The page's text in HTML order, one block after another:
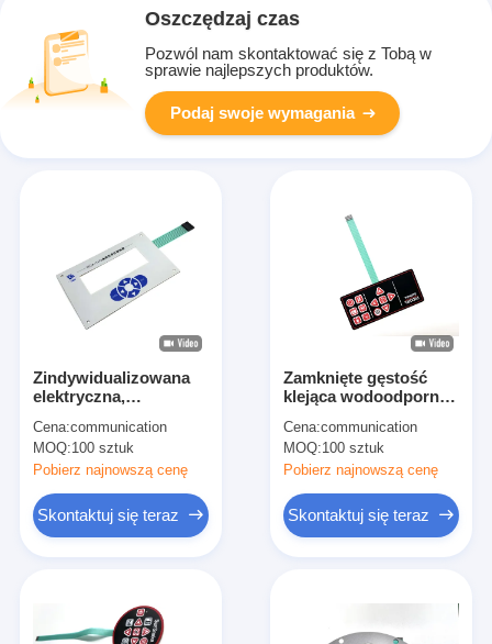
Oszczędzaj czas
Pozwól nam skontaktować się z Tobą w
sprawie najlepszych produktów.
Podaj swoje wymagania
Zindywidualizowana
elektryczna,
klawiatura
membranowa dla
profesjonalnego
kontrolera
przemysłowego
Cena:communication
MOQ:100 sztuk
Pobierz najnowszą cenę
Skontaktuj się teraz
Zamknięte gęstość
klejąca wodoodporny
membranowy
oszczędzanie energii
dla baterii Ocean
Power
Cena:communication
MOQ:100 sztuk
Pobierz najnowszą cenę
Skontaktuj się teraz